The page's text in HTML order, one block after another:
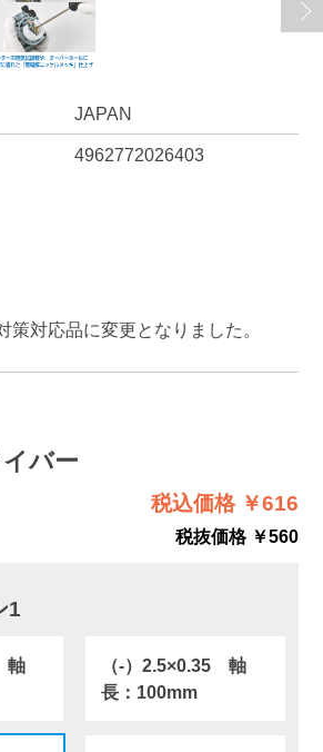
JAPAN
4962772026403
対応品に変更となりました。
バー
税込価格 ￥616
税抜価格 ￥560
1
軸
（-）2.5×0.35 軸
長：100mm